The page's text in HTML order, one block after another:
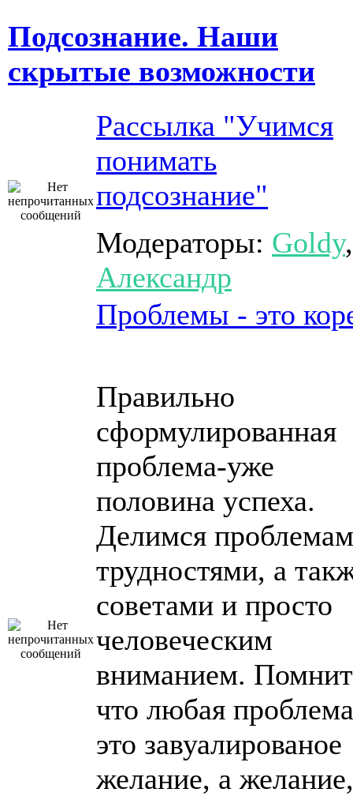
Подсознание. Наши
скрытые возможности
Рассылка "Учимся
понимать
подсознание"
Модераторы: Goldy,
Александр
Проблемы - это
Правильно
сформулированная
проблема-уже
половина успеха.
Делимся
трудностями, а
советами и просто
человеческим
вниманием.
что любая
это завуалированое
желание, а желание,